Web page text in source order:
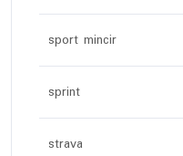
sport mincir
sprint
strava